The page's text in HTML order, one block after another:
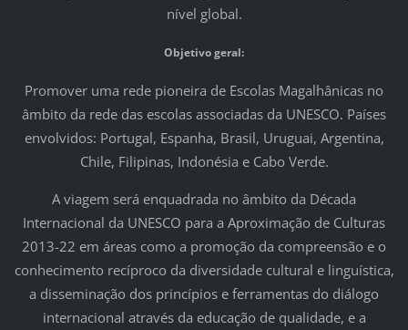
nível global.
Objetivo geral:
Promover uma rede pioneira de Escolas Magalhânicas no
âmbito da rede das escolas associadas da UNESCO. Países
envolvidos: Portugal, Espanha, Brasil, Uruguai, Argentina,
Chile, Filipinas, Indonésia e Cabo Verde.
A viagem será enquadrada no âmbito da Década
Internacional da UNESCO para a Aproximação de Culturas
2013-22 em áreas como a promoção da compreensão e o
conhecimento recíproco da diversidade cultural e linguística,
a disseminação dos princípios e ferramentas do diálogo
internacional através da educação de qualidade, e a